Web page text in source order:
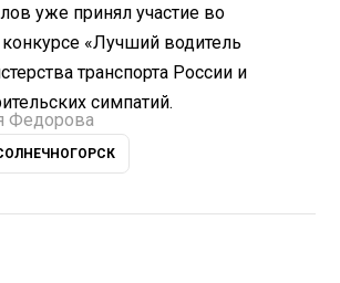
уже принял участие во
«Лучший водитель
транспорта России и
симпатий.
Федорова